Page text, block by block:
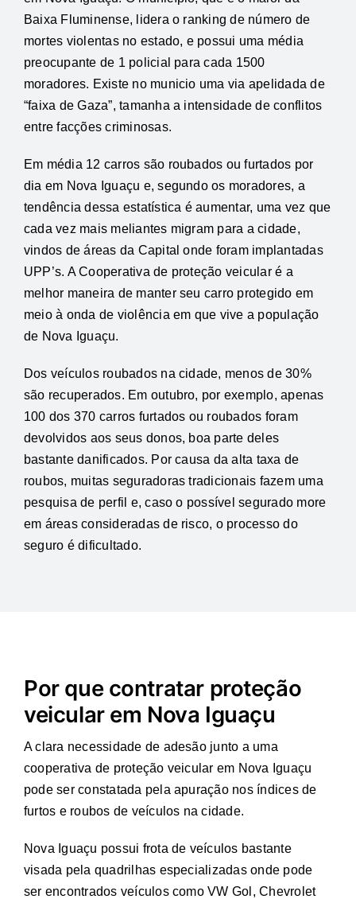
Baixa Fluminense, lidera o ranking de número de
mortes violentas no estado, e possui uma média
preocupante de 1 policial para cada 1500
moradores. Existe no municio uma via apelidada de
“faixa de Gaza”, tamanha a intensidade de conflitos
entre facções criminosas.
Em média 12 carros são roubados ou furtados por
dia em Nova Iguaçu e, segundo os moradores, a
tendência dessa estatística é aumentar, uma vez que
cada vez mais meliantes migram para a cidade,
vindos de áreas da Capital onde foram implantadas
UPP’s. A Cooperativa de proteção veicular é a
melhor maneira de manter seu carro protegido em
meio à onda de violência em que vive a população
de Nova Iguaçu.
Dos veículos roubados na cidade, menos de 30%
são recuperados. Em outubro, por exemplo, apenas
100 dos 370 carros furtados ou roubados foram
devolvidos aos seus donos, boa parte deles
bastante danificados. Por causa da alta taxa de
roubos, muitas seguradoras tradicionais fazem uma
pesquisa de perfil e, caso o possível segurado more
em áreas consideradas de risco, o processo do
seguro é dificultado.
Por que contratar proteção
veicular em Nova Iguaçu
A clara necessidade de adesão junto a uma
cooperativa de proteção veicular em Nova Iguaçu
pode ser constatada pela apuração nos índices de
furtos e roubos de veículos na cidade.
Nova Iguaçu possui frota de veículos bastante
visada pela quadrilhas especializadas onde pode
ser encontrados veículos como VW Gol, Chevrolet